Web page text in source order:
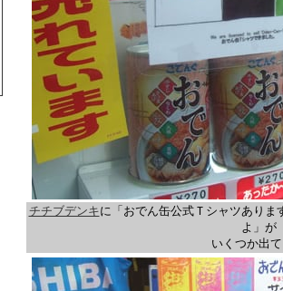
チチブデンキに「おでん缶公式Ｔシャツあり
よ」が
いくつか出